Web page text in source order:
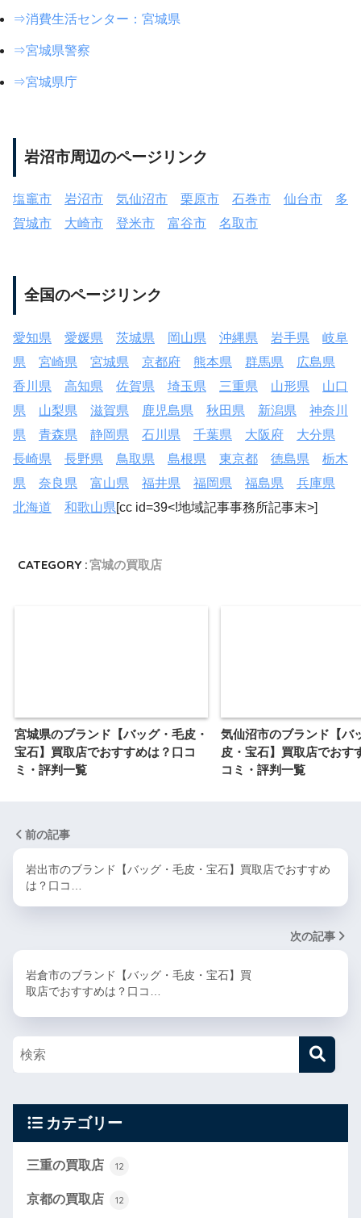
⇒消費生活センター：宮城県
⇒宮城県警察
⇒宮城県庁
岩沼市周辺のページリンク
塩竈市 岩沼市 気仙沼市 栗原市 石巻市 仙台市
多
賀城市
大崎市 登米市 富谷市 名取市
全国のページリンク
愛知県 愛媛県 茨城県 岡山県 沖縄県 岩手県
岐阜
県
宮崎県 宮城県 京都府 熊本県 群馬県
広島県
香川県
高知県 佐賀県 埼玉県 三重県 山形県
山口
県
山梨県 滋賀県 鹿児島県 秋田県 新潟県
神奈川
県
青森県 静岡県 石川県 千葉県 大阪府
大分県
長崎県
長野県 鳥取県 島根県 東京都 徳島県
栃木
県
奈良県 富山県 福井県 福岡県 福島県
兵庫県
北海道
和歌山県[cc id=39<!地域記事事務所記事末>]
CATEGORY :宮城の買取店
宮城県のブランド【バッグ・毛皮・
宝石】買取店でおすすめは？口コ
ミ・評判一覧
気仙沼市のブランド【バ
皮・宝石】買取店でおす
コミ・評判一覧
前の記事
岩出市のブランド【バッグ・毛皮・宝石】買取店でおすすめ
は？口コ…
次の記事
岩倉市のブランド【バッグ・毛皮・宝石】買
取店でおすすめは？口コ…
カテゴリー
三重の買取店 12
京都の買取店 12